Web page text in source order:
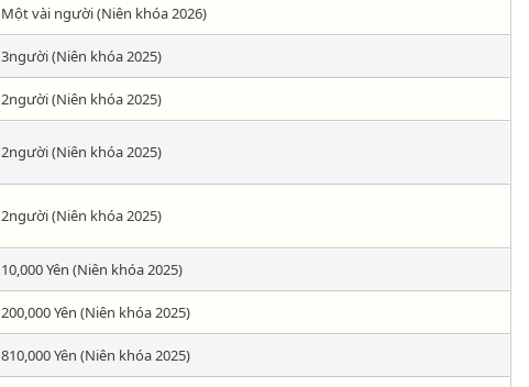
Một vài người (Niên khóa 2026)
3người (Niên khóa 2025)
2người (Niên khóa 2025)
2người (Niên khóa 2025)
2người (Niên khóa 2025)
10,000 Yên (Niên khóa 2025)
200,000 Yên (Niên khóa 2025)
810,000 Yên (Niên khóa 2025)